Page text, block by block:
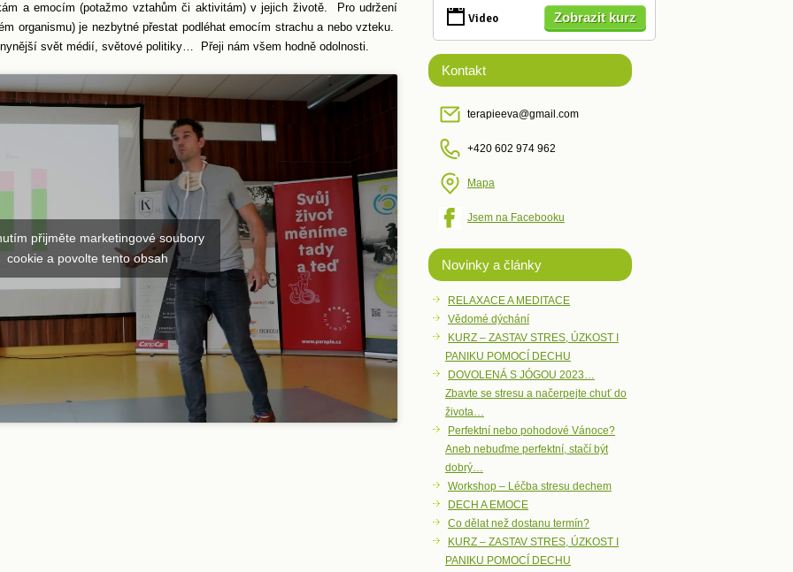
a emocím (potažmo vztahům či aktivitám) v jejich životě. Pro udržení
organismu) je nezbytné přestat podléhat emocím strachu a nebo vzteku.
svět médií, světové politiky… Přeji nám všem hodně odolnosti.
přijměte marketingové soubory
cookie a povolte tento obsah
Video Zobrazit kurz
Kontakt
terapieeva@gmail.com
+420 602 974 962
Mapa
Jsem na Facebooku
Novinky a články
RELAXACE A MEDITACE
Vědomé dýchání
KURZ – ZASTAV STRES, ÚZKOST I
PANIKU POMOCÍ DECHU
DOVOLENÁ S JÓGOU 2023…
Zbavte se stresu a načerpejte chuť do
života…
Perfektní nebo pohodové Vánoce?
Aneb nebuďme perfektní, stačí být
dobrý…
Workshop – Léčba stresu dechem
DECH A EMOCE
Co dělat než dostanu termín?
KURZ – ZASTAV STRES, ÚZKOST I
PANIKU POMOCÍ DECHU